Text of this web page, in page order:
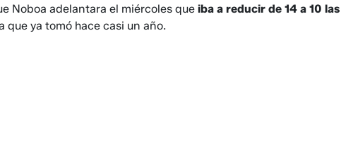
Noboa adelantara el miércoles que iba a reducir de 14 a 10 las
que ya tomó hace casi un año.